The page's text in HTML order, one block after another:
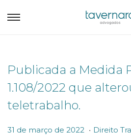
Publicada a Medida
1.108/2022 que
teletrabalho.
P
31 de março de 2022 3. P
Direito